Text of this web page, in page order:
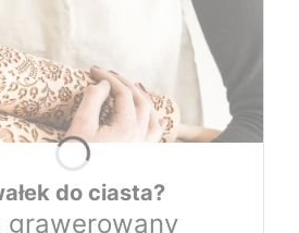
do ciasta?
grawerowany